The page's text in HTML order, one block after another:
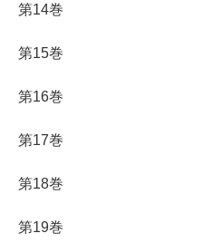
第14巻
第15巻
第16巻
第17巻
第18巻
第19巻